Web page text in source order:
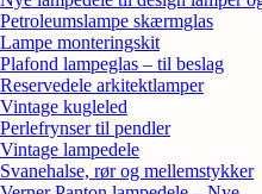
Petroleumslampe skærmglas
Lampe monteringskit
Plafond lampeglas – til beslag
Reservedele arkitektlamper
Vintage kugleled
Perlefrynser til pendler
Vintage lampedele
Svanehalse, rør og mellemstykker